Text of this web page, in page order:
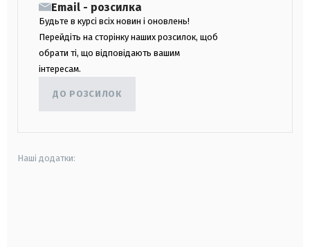
Email - розсилка
Будьте в курсі всіх новин і оновлень!
Перейдіть на сторінку наших розсилок, щоб
обрати ті, що відповідають вашим
інтересам.
ДО РОЗСИЛОК
Наші додатки: